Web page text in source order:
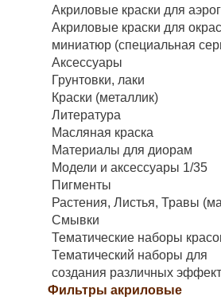
Акриловые краски для
Акриловые краски для
миниатюр (специальная
Аксессуары
Грунтовки, лаки
Краски (металлик)
Литература
Масляная краска
Материалы для диорам
Модели и аксессуары 1/35
Пигменты
Растения, Листья, Травы
Смывки
Тематические наборы
Тематический наборы для
создания различных
Фильтры акриловые